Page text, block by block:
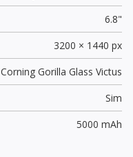
6.8"
3200 × 1440 px
Corning Gorilla Glass Victus
Sim
5000 mAh